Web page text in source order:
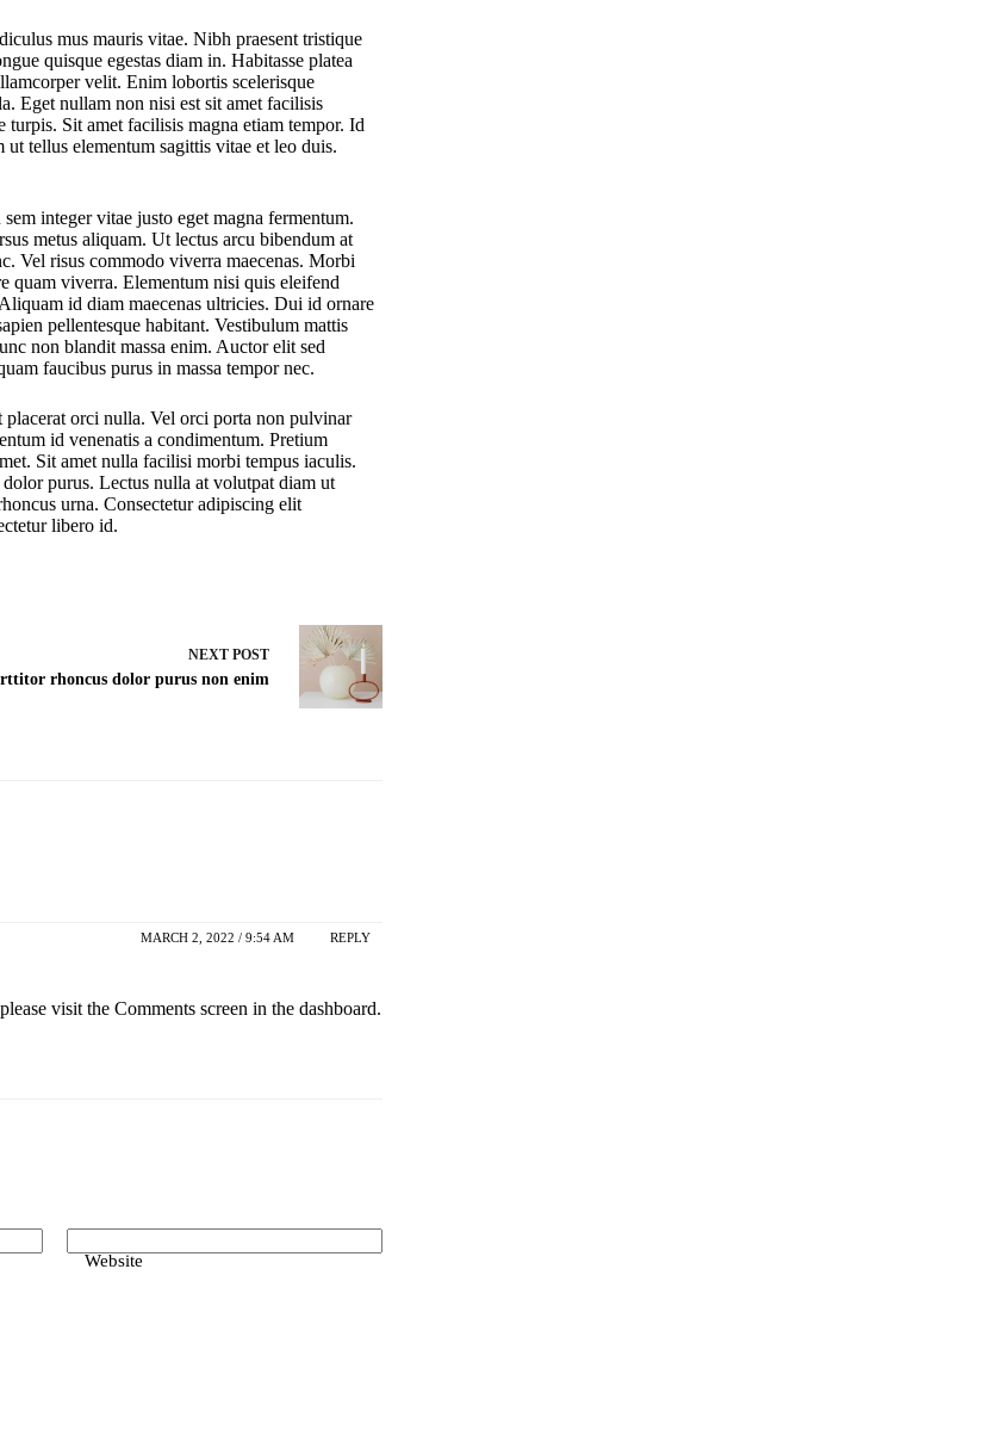
mus mauris vitae. Nibh praesent tristique
quisque egestas diam in. Habitasse platea
velit. Enim lobortis scelerisque
Eget nullam non nisi est sit amet facilisis
Sit amet facilisis magna etiam tempor. Id
tellus elementum sagittis vitae et leo duis.
integer vitae justo eget magna fermentum.
metus aliquam. Ut lectus arcu bibendum at
Vel risus commodo viverra maecenas. Morbi
quam viverra. Elementum nisi quis eleifend
id diam maecenas ultricies. Dui id ornare
pellentesque habitant. Vestibulum mattis
non blandit massa enim. Auctor elit sed
faucibus purus in massa tempor nec.
orci nulla. Vel orci porta non pulvinar
id venenatis a condimentum. Pretium
Sit amet nulla facilisi morbi tempus iaculis.
purus. Lectus nulla at volutpat diam ut
urna. Consectetur adipiscing elit
libero id.
NEXT POST
rhoncus dolor purus non enim
MARCH 2, 2022 / 9:54 AM REPLY
visit the Comments screen in the dashboard.
Website